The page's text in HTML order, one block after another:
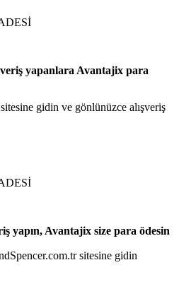
yapanlara Avantajix para
gidin ve gönlünüzce alışveriş
yapın, Avantajix size para ödesin
sitesine gidin